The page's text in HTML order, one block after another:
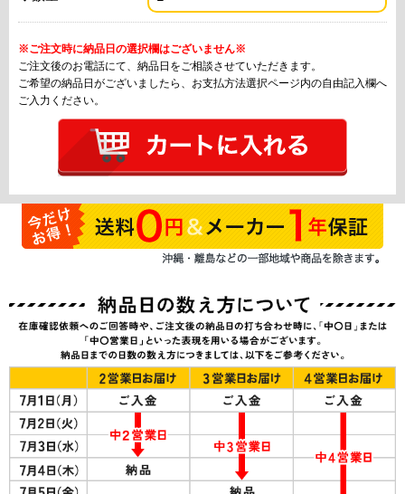
※ご注文時に納品日の選択欄はございません※
ご注文後のお電話にて、納品日をご相談させていただきます。
ご希望の納品日がございましたら、お支払方法選択ページ内の自由記入欄へ
ご入力ください。